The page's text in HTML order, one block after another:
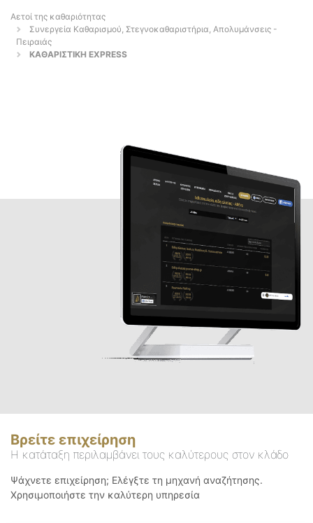
Αετοί της καθαριότητας
Συνεργεία Καθαρισμού, Στεγνοκαθαριστήρια, Απολυμάνσεις -
Πειραιάς
ΚΑΘΑΡΙΣΤΙΚΗ EXPRESS
Βρείτε επιχείρηση
Η κατάταξη περιλαμβάνει τους καλύτερους στον κλάδο
Ψάχνετε επιχείρηση; Ελέγξτε τη μηχανή αναζήτησης.
Χρησιμοποιήστε την καλύτερη υπηρεσία